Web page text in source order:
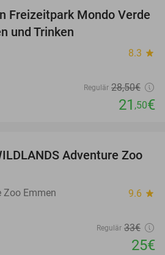
25%
Freizeitpark Mondo Verde
und Trinken
8.3 star
Regulär 28,50€
21 ,50€
24%
Adventure Zoo
Zoo Emmen 9.6 star
Regulär 33€
25€